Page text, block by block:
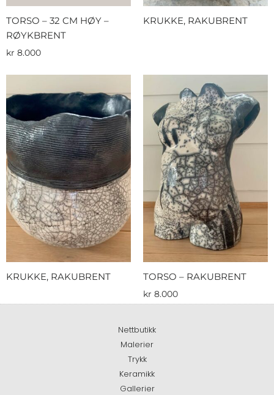
TORSO – 32 CM HØY –
RØYKBRENT
kr 8.000
KRUKKE, RAKUBRENT
KRUKKE, RAKUBRENT TORSO – RAKUBRENT
kr 8.000
Nettbutikk
Malerier
Trykk
Keramikk
Gallerier